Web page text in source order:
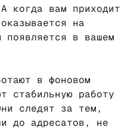
когда вам приходит
на
в вашем
в фоновом
стабильную работу
следят за тем,
до адресатов, не